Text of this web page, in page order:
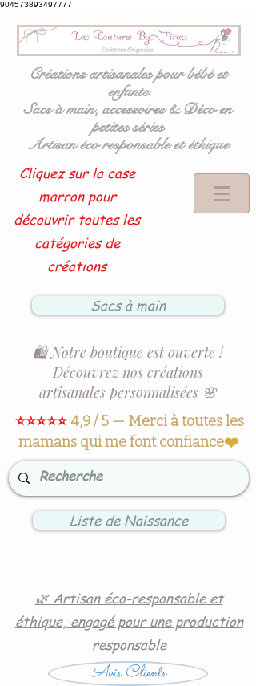
904573893497777
Créations artisanales pour bébé et
enfants
Sacs à main, accessoires & Déco en
petites séries
Artisan éco responsable et éthique
Cliquez sur la case
marron pour
découvrir toutes les
catégories de
créations
Sacs à main
🛍️ Notre boutique est ouverte !
Découvrez nos créations
artisanales personnalisées 🌸
⭐⭐⭐⭐⭐4,9 / 5 — Merci à toutes les
mamans qui me font confiance❤️
Liste de Naissance
🌿 Artisan éco-responsable et
éthique, engagé pour une production
responsable
Avis Clients